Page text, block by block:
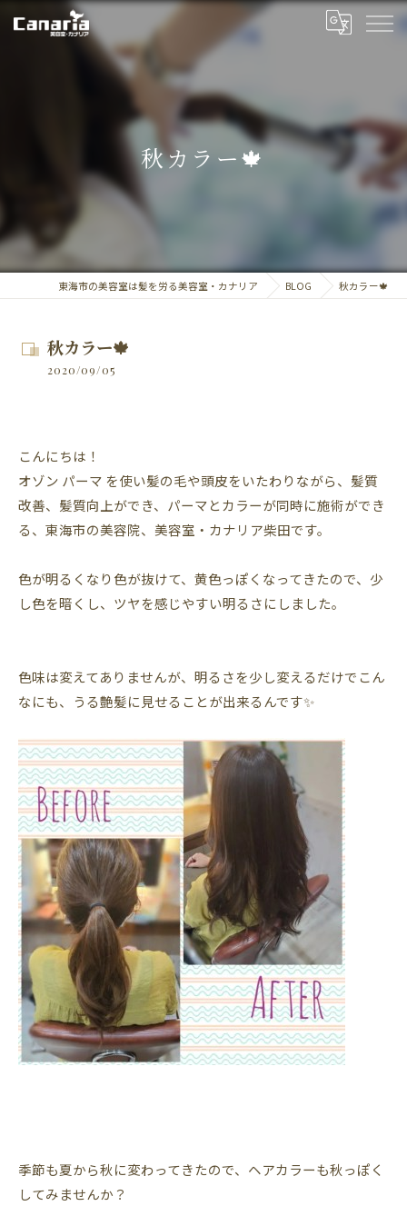
秋カラー🍁
東海市の美容室は髪を労る美容室・カナリア BLOG 秋カラー🍁
秋カラー🍁
2020/09/05
こんにちは！
オゾン パーマ を使い髪の毛や頭皮をいたわりながら、髪質
改善、髪質向上ができ、パーマとカラーが同時に施術ができ
る、東海市の美容院、美容室・カナリア柴田です。
色が明るくなり色が抜けて、黄色っぽくなってきたので、少
し色を暗くし、ツヤを感じやすい明るさにしました。
色味は変えてありませんが、明るさを少し変えるだけでこん
なにも、うる艶髪に見せることが出来るんです✨
季節も夏から秋に変わってきたので、ヘアカラーも秋っぽく
してみませんか？